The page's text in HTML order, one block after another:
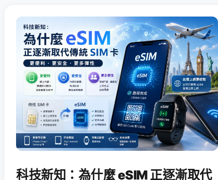
科技新知：為什麼 eSIM 正逐漸取代